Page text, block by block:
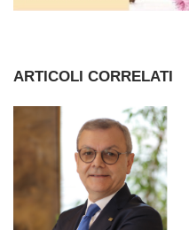
ARTICOLI CORRELATI